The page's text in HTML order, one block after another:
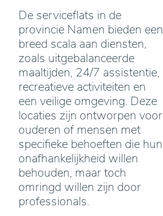
De serviceflats in de
provincie Namen bieden een
breed scala aan diensten,
zoals uitgebalanceerde
maaltijden, 24/7 assistentie,
recreatieve activiteiten en
een veilige omgeving. Deze
locaties zijn ontworpen voor
ouderen of mensen met
specifieke behoeften die hun
onafhankelijkheid willen
behouden, maar toch
omringd willen zijn door
professionals.